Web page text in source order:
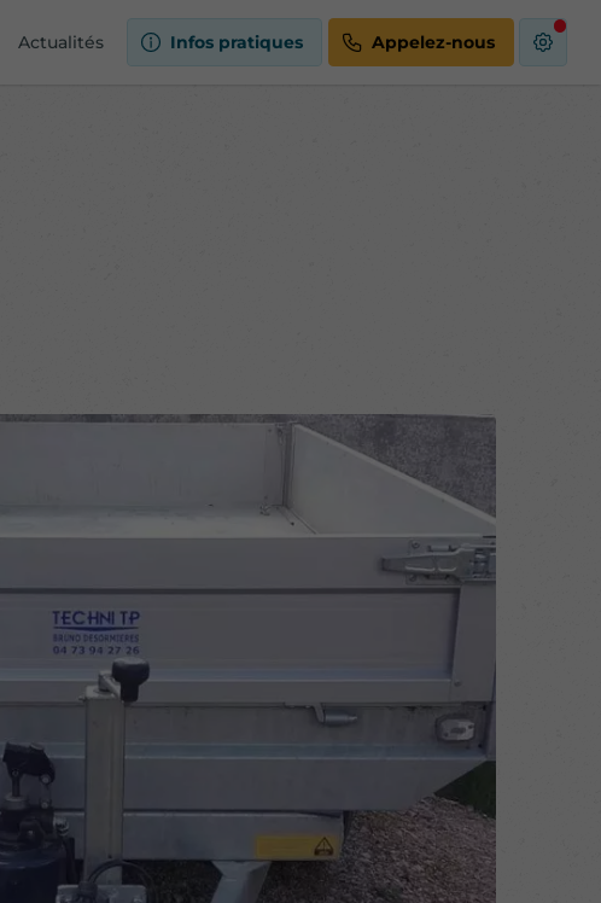
Actualités Infos pratiques Appelez-nous